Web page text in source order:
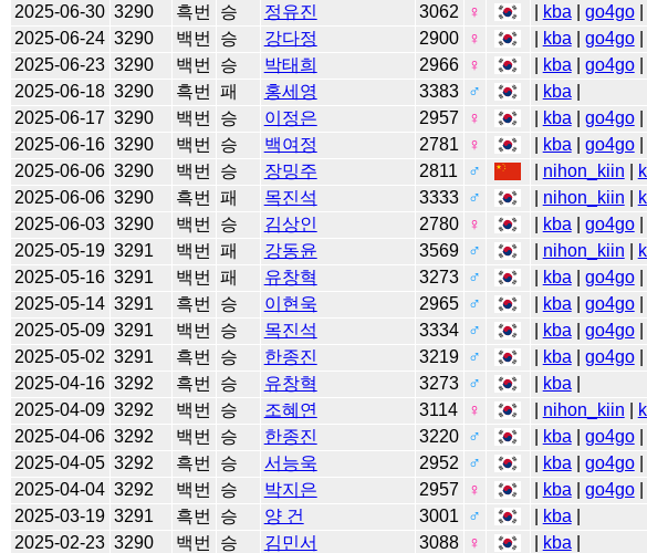
2025-06-30 3290 흑번 승 정유진 3062 ♀ kba go4go|
2025-06-24 3290 백번 승 강다정 2900 ♀ kba go4go|
2025-06-23 3290 백번 승 박태희 2966 ♀ kba go4go|
2025-06-18 3290 흑번 패 홍세영 3383 ♂ kba
2025-06-17 3290 백번 승 이정은 2957 ♀ kba go4go|
2025-06-16 3290 백번 승 백여정 2781 ♀ kba go4go|
2025-06-06 3290 백번 승 장밍주 2811 ♂ nihon_kiin
2025-06-06 3290 흑번 패 목진석 3333 ♂ nihon_kiin
2025-06-03 3290 백번 승 김상인 2780 ♀ kba go4go|
2025-05-19 3291 백번 패 강동윤 3569 ♂ nihon_kiin
2025-05-16 3291 백번 패 유창혁 3273 ♂ kba go4go|
2025-05-14 3291 흑번 승 이현욱 2965 ♂ kba go4go|
2025-05-09 3291 백번 승 목진석 3334 ♂ kba go4go|
2025-05-02 3291 흑번 승 한종진 3219 ♂ kba go4go|
2025-04-16 3292 흑번 승 유창혁 3273 ♂ kba
2025-04-09 3292 백번 승 조혜연 3114 ♀ nihon_kiin
2025-04-06 3292 백번 승 한종진 3220 ♂ kba go4go|
2025-04-05 3292 흑번 승 서능욱 2952 ♂ kba go4go|
2025-04-04 3292 백번 승 박지은 2957 ♀ kba go4go|
2025-03-19 3291 흑번 승 양 건 3001 ♂ kba
2025-02-23 3290 백번 승 김민서 3088 ♀ kba